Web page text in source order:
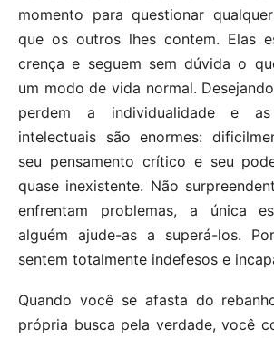
momento para questionar
que os outros lhes contem. Elas
crença e seguem sem dúvida o
um modo de vida normal.
perdem a individualidade e as
intelectuais são enormes:
seu pensamento crítico e seu
quase inexistente. Não
enfrentam problemas, a única
alguém ajude-as a superá-los.
sentem totalmente indefesos e
Quando você se afasta do
própria busca pela verdade, você